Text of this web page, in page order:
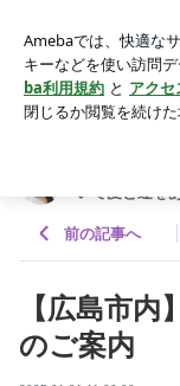
と運をあなたに～
アプリをダウンロ
ょう。
いで愛と運を
前の記事へ
【広島市
のご案内